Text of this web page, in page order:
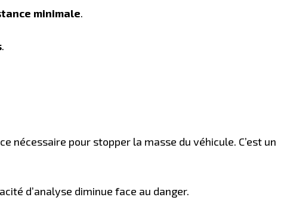
minimale.
.
nécessaire pour stopper la masse du véhicule. C’est un
d’analyse diminue face au danger.